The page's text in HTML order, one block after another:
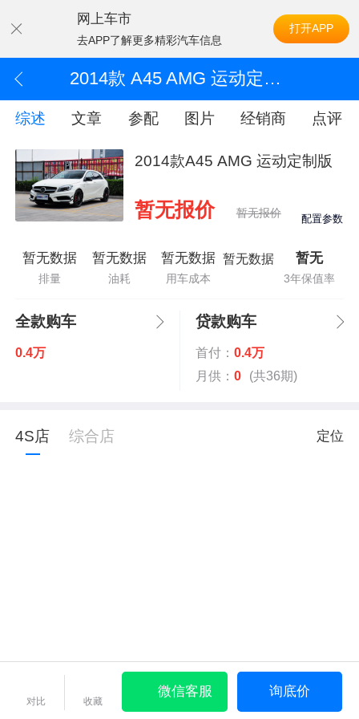
网上车市
去APP了解更多精彩汽车信息
打开APP
2014款 A45 AMG 运动定制版
综述 文章 参配 图片 经销商 点评
2014款A45 AMG 运动定制版
暂无报价 暂无报价 配置参数
暂无数据
排量
暂无数据
油耗
暂无数据
用车成本
暂无数据 暂无
3年保值率
全款购车
0.4万
贷款购车
首付： 0.4万
月供： 0 (共36期)
4S店 综合店 定位
对比 收藏
微信客服 询底价